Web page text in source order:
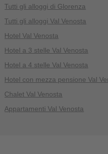
Tutti gli alloggi di Glorenza
Tutti gli alloggi Val Venosta
Hotel Val Venosta
Hotel a 3 stelle Val Venosta
Hotel a 4 stelle Val Venosta
Hotel con mezza pensione Val
Chalet Val Venosta
Appartamenti Val Venosta